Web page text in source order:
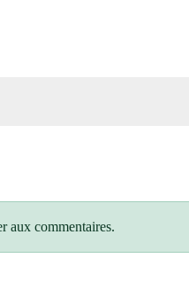
aux commentaires.